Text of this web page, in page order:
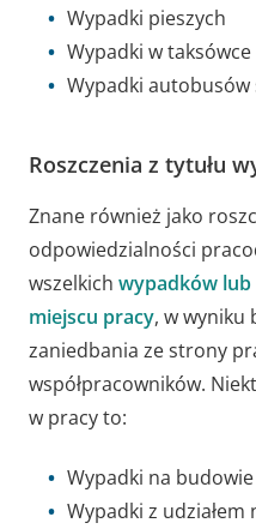
Wypadki pieszych
Wypadki w taksówce
Wypadki autobusów
Roszczenia z tytułu
Znane również jako
odpowiedzialności
wszelkich wypadków
miejscu pracy, w wyniku
zaniedbania ze strony
współpracowników.
w pracy to:
Wypadki na budowie
Wypadki z